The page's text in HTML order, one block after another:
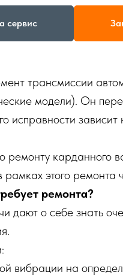
сервис
трансмиссии
модели). Он
исправности
карданного
этого ремонта
ремонта?
дают о себе знать
вибрации на